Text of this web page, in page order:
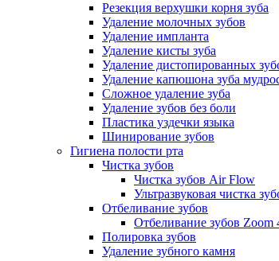
Резекция верхушки корня зуба
Удаление молочных зубов
Удаление импланта
Удаление кисты зуба
Удаление дистопированных
Удаление капюшона зуба
Сложное удаление зуба
Удаление зубов без боли
Пластика уздечки языка
Шинирование зубов
Гигиена полости рта
Чистка зубов
Чистка зубов Air Flow
Ультразвуковая чистка
Отбеливание зубов
Отбеливание зубов Zoom
Полировка зубов
Удаление зубного камня